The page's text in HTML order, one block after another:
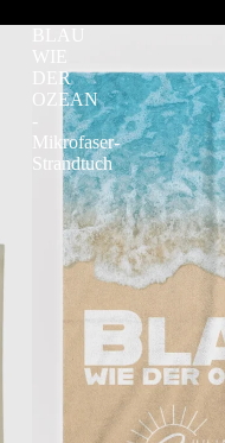
BLAU
WIE
DER
OZEAN
-
Mikrofaser-
Strandtuch